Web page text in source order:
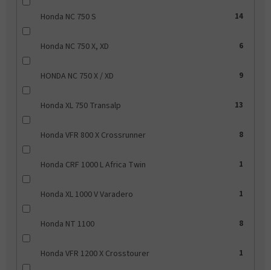
Honda NC 750 S 14
Honda NC 750 X, XD 6
HONDA NC 750 X / XD 9
Honda XL 750 Transalp 13
Honda VFR 800 X Crossrunner 8
Honda CRF 1000 L Africa Twin 1
Honda XL 1000 V Varadero 1
Honda NT 1100 8
Honda VFR 1200 X Crosstourer 1